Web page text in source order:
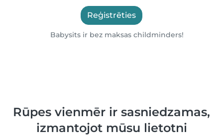
Reģistrēties
Babysits ir bez maksas childminders!
Rūpes vienmēr ir sasniedzamas,
izmantojot mūsu lietotni